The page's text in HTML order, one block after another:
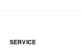
SERVICE